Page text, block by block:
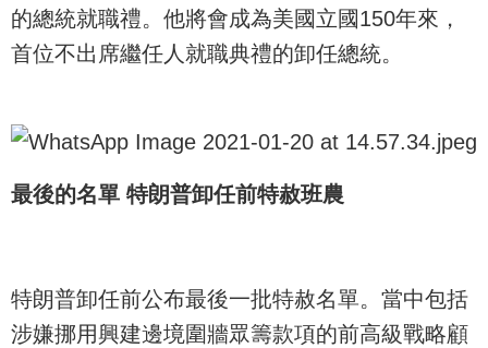
的總統就職禮。他將會成為美國立國150年來，
首位不出席繼任人就職典禮的卸任總統。
最後的名單 特朗普卸任前特赦班農
特朗普卸任前公布最後一批特赦名單。當中包括
涉嫌挪用興建邊境圍牆眾籌款項的前高級戰略顧